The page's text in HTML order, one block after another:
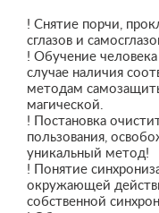
! Снятие порчи,
сглазов и
! Обучение
случае наличия
методам
магической.
! Постановка
пользования,
уникальный метод!
! Понятие
окружающей
собственной